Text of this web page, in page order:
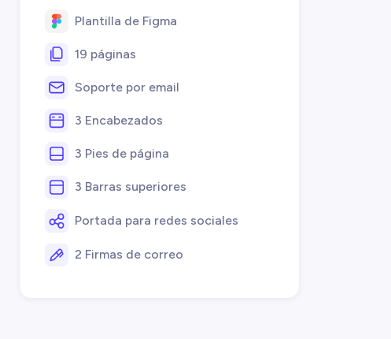
Plantilla de Figma
19 páginas
Soporte por email
3 Encabezados
3 Pies de página
3 Barras superiores
Portada para redes sociales
2 Firmas de correo